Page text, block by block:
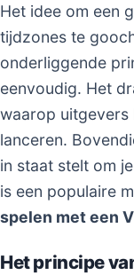
Het idee om een
tijdzones te
onderliggende
eenvoudig. Het
waarop uitgevers
lanceren.
in staat stelt om
is een populaire
spelen met een
Het principe